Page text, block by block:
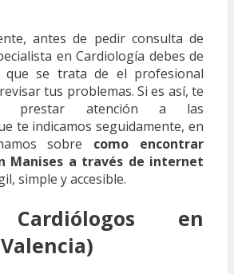
antes de pedir consulta de
en Cardiología debes de
se trata de el profesional
tus problemas. Si es así, te
prestar atención a las
te indicamos seguidamente, en
sobre como encontrar
Manises a través de internet
simple y accesible.
en